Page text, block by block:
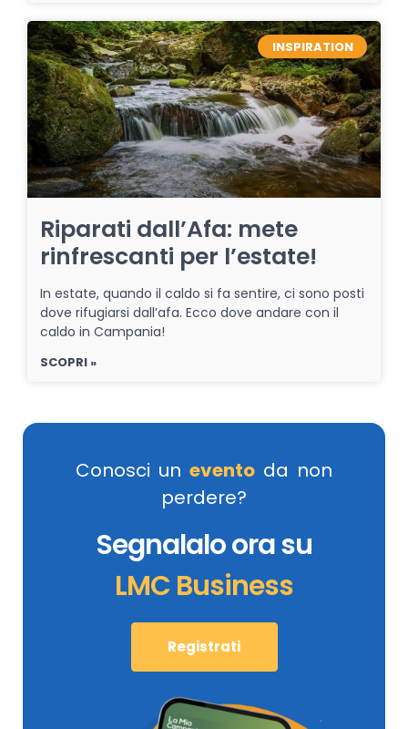
INSPIRATION
Riparati dall’Afa: mete
rinfrescanti per l’estate!
In estate, quando il caldo si fa sentire, ci sono posti
dove rifugiarsi dall’afa. Ecco dove andare con il
caldo in Campania!
SCOPRI »
Conosci un evento da non
perdere?
Segnalalo ora su
LMC Business
Registrati